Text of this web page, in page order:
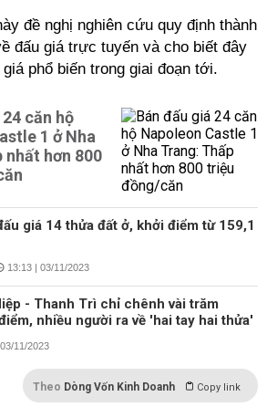
đề nghị nghiên cứu quy định thành
đấu giá trực tuyến và cho biết đây
phổ biến trong giai đoạn tới.
căn hộ
1 ở Nha
nhất hơn 800
giá 14 thửa đất ở, khởi điểm từ 159,1
13:13 | 03/11/2023
- Thanh Trì chỉ chênh vài trăm
nhiều người ra về 'hai tay hai thửa'
11/2023
Theo Dòng Vốn Kinh Doanh Copy link